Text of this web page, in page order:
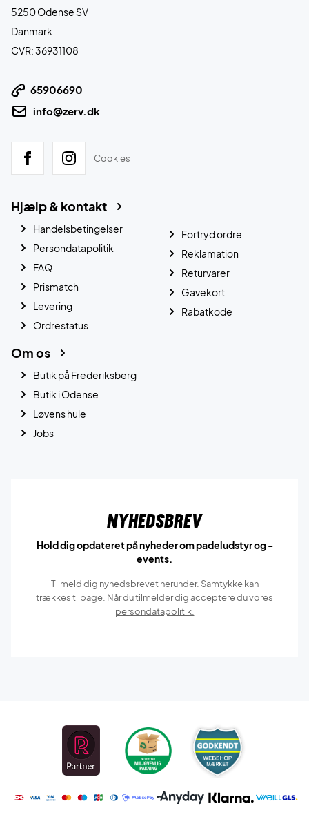
5250 Odense SV
Danmark
CVR: 36931108
65906690
info@zerv.dk
Cookies
Hjælp & kontakt
Handelsbetingelser
Persondatapolitik
FAQ
Prismatch
Levering
Ordrestatus
Fortryd ordre
Reklamation
Returvarer
Gavekort
Rabatkode
Om os
Butik på Frederiksberg
Butik i Odense
Løvens hule
Jobs
Nyhedsbrev
Hold dig opdateret på nyheder om padeludstyr og -
events.
Tilmeld dig nyhedsbrevet herunder. Samtykke kan
trækkes tilbage. Når du tilmelder dig acceptere du vores
persondatapolitik.